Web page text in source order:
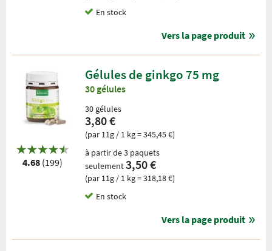
En stock
Vers la page produit
4.68 (199)
Gélules de ginkgo 75 mg
30 gélules
30 gélules
3,80 €
(par 11g / 1 kg = 345,45 €)
à partir de 3 paquets
seulement3,50 €
(par 11g / 1 kg = 318,18 €)
En stock
Vers la page produit